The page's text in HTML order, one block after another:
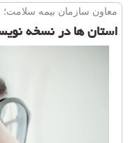
معاون سازمان بیمه سلامت؛
استان ها در نسخه